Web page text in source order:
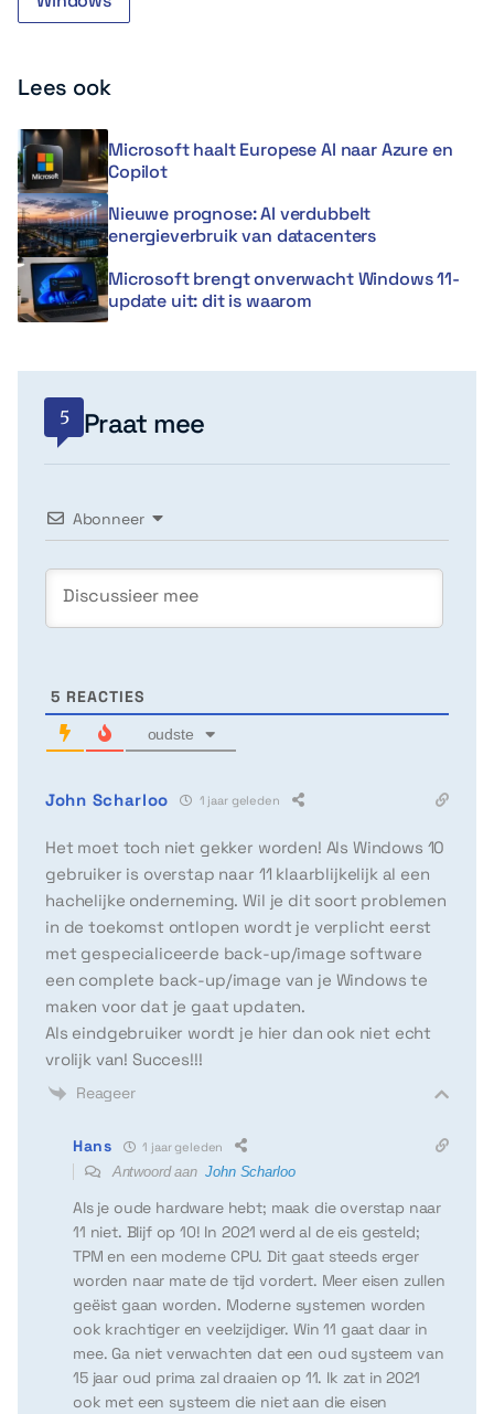
Lees ook
Microsoft haalt Europese AI naar Azure en
Copilot
Nieuwe prognose: AI verdubbelt
energieverbruik van datacenters
Microsoft brengt onverwacht Windows 11-
update uit: dit is waarom
5 Praat mee
Abonneer
5 REACTIES
oudste
John Scharloo 1 jaar geleden
Het moet toch niet gekker worden! Als Windows 10
gebruiker is overstap naar 11 klaarblijkelijk al een
hachelijke onderneming. Wil je dit soort problemen
in de toekomst ontlopen wordt je verplicht eerst
met gespecialiceerde back-up/image software
een complete back-up/image van je Windows te
maken voor dat je gaat updaten.
Als eindgebruiker wordt je hier dan ook niet echt
vrolijk van! Succes!!!
Reageer
Hans 1 jaar geleden
Antwoord aanJohn Scharloo
Als je oude hardware hebt; maak die overstap naar
11 niet. Blijf op 10! In 2021 werd al de eis gesteld;
TPM en een moderne CPU. Dit gaat steeds erger
worden naar mate de tijd vordert. Meer eisen zullen
geëist gaan worden. Moderne systemen worden
ook krachtiger en veelzijdiger. Win 11 gaat daar in
mee. Ga niet verwachten dat een oud systeem van
15 jaar oud prima zal draaien op 11. Ik zat in 2021
ook met een systeem die niet aan die eisen